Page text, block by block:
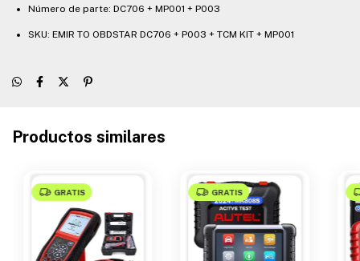
Número de parte: DC706 + MP001 + P003
SKU: EMIR TO OBDSTAR DC706 + P003 + TCM KIT + MP001
Productos similares
GRATIS GRATIS